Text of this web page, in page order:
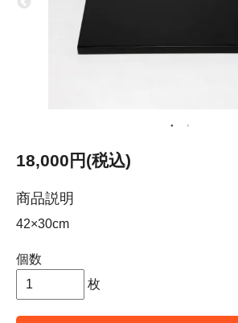
18,000円(税込)
商品説明
42×30cm
個数
枚